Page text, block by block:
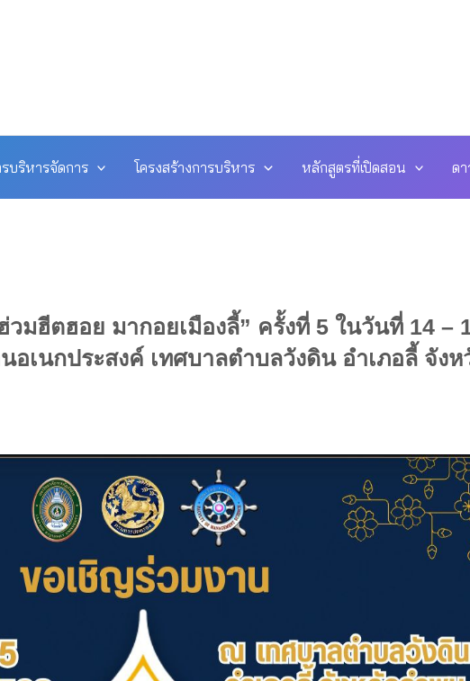
บริหารจัดการ โครงสร้างการบริหาร หลักสูตรที่เปิดสอน ด
มฮีตฮอย มากอยเมืองลี้” ครั้งที่ 5 ในวันที่ 14 –
เนกประสงค์ เทศบาลตำบลวังดิน อำเภอลี้ จังห